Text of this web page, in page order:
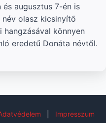
augusztus 7-én is
olasz kicsinyítő
könnyen
eredetű Donáta névtől.
Impresszum